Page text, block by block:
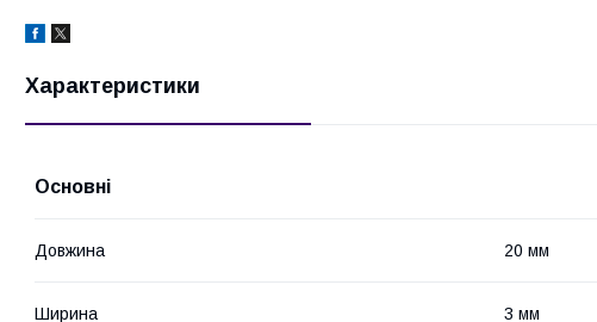
Характеристики
Основні
Довжина 20 мм
Ширина 3 мм